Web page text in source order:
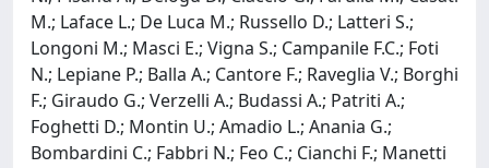
M.; Laface L.; De Luca M.; Russello D.; Latteri S.;
Longoni M.; Masci E.; Vigna S.; Campanile F.C.; Foti
N.; Lepiane P.; Balla A.; Cantore F.; Raveglia V.; Borghi
F.; Giraudo G.; Verzelli A.; Budassi A.; Patriti A.;
Foghetti D.; Montin U.; Amadio L.; Anania G.;
Bombardini C.; Fabbri N.; Feo C.; Cianchi F.; Manetti